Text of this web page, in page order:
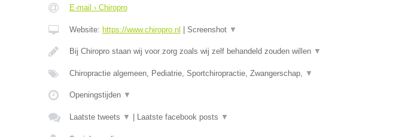
E-mail › Chiropro
Website: https://www.chiropro.nl Screenshot ▼
Bij Chiropro staan wij voor zorg zoals wij zelf behandeld zouden willen ▼
Chiropractie algemeen, Pediatrie, Sportchiropractie, Zwangerschap, ▼
Openingstijden ▼
Laatste tweets ▼ Laatste facebook posts ▼